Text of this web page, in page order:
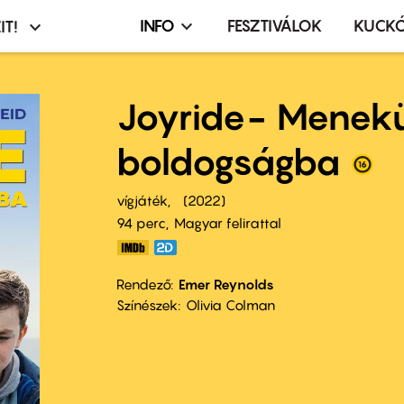
Infó,
terembérlés
menü
INFO FESZTIVÁLOK
Joyride-
boldogságba
vígjáték
2022
94 perc,
Magyar felirattal
Rendező Emer Reynolds
Színészek
Olivia Colman